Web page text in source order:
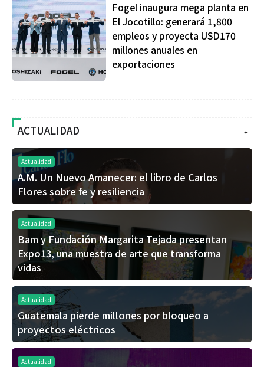
Fogel inaugura mega planta en
El Jocotillo: generará 1,800
empleos y proyecta USD170
millones anuales en
exportaciones
+
ACTUALIDAD
Actualidad
A.M. Un Nuevo Amanecer: el libro de Carlos
Flores sobre fe y resiliencia
Actualidad
Bam y Fundación Margarita Tejada presentan
Expo13, una muestra de arte que transforma
vidas
Actualidad
Guatemala pierde millones por bloqueo a
proyectos eléctricos
Actualidad